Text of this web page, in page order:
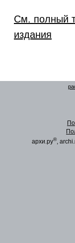
См. полный
издания
архи.ру®,